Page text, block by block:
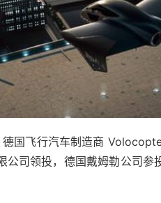
国飞行汽车制造商
公司领投，德国戴姆勒公司